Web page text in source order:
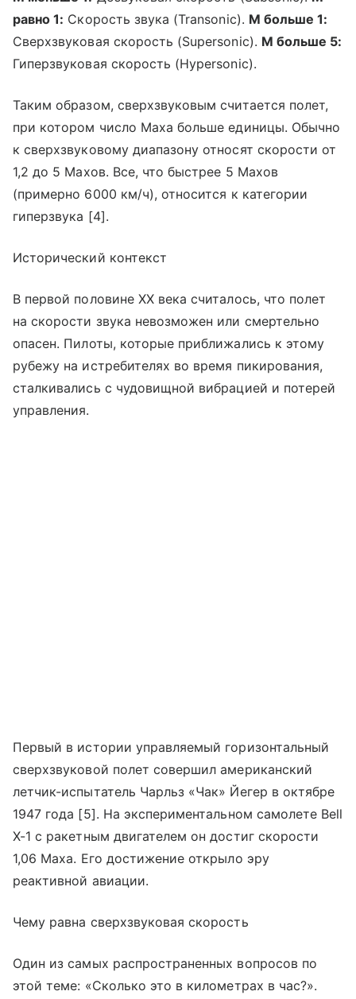
равно 1: Скорость звука (Transonic). М больше 1:
Сверхзвуковая скорость (Supersonic). М больше 5:
Гиперзвуковая скорость (Hypersonic).
Таким образом, сверхзвуковым считается полет,
при котором число Маха больше единицы. Обычно
к сверхзвуковому диапазону относят скорости от
1,2 до 5 Махов. Все, что быстрее 5 Махов
(примерно 6000 км/ч), относится к категории
гиперзвука [4].
Исторический контекст
В первой половине XX века считалось, что полет
на скорости звука невозможен или смертельно
опасен. Пилоты, которые приближались к этому
рубежу на истребителях во время пикирования,
сталкивались с чудовищной вибрацией и потерей
управления.
Первый в истории управляемый горизонтальный
сверхзвуковой полет совершил американский
летчик-испытатель Чарльз «Чак» Йегер в октябре
1947 года [5]. На экспериментальном самолете Bell
X-1 с ракетным двигателем он достиг скорости
1,06 Маха. Его достижение открыло эру
реактивной авиации.
Чему равна сверхзвуковая скорость
Один из самых распространенных вопросов по
этой теме: «Сколько это в километрах в час?».